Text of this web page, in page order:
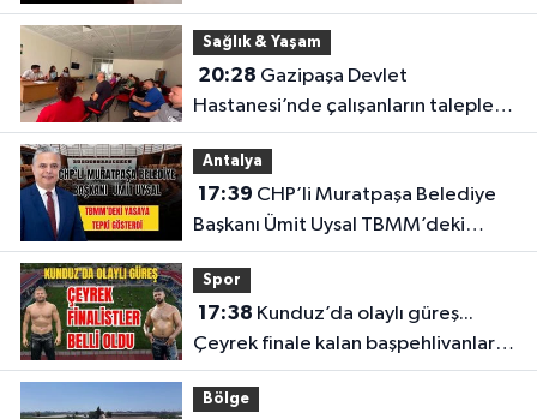
oldu!
Sağlık & Yaşam
20:28
Hastanesi’nde çalışanların talepleri
masaya yatırıldı
Antalya
17:39
Başkanı Ümit Uysal TBMM’deki
yasaya tepki gösterdi
Spor
17:38
Çeyrek finale kalan başpehlivanlar
belli oldu
Bölge